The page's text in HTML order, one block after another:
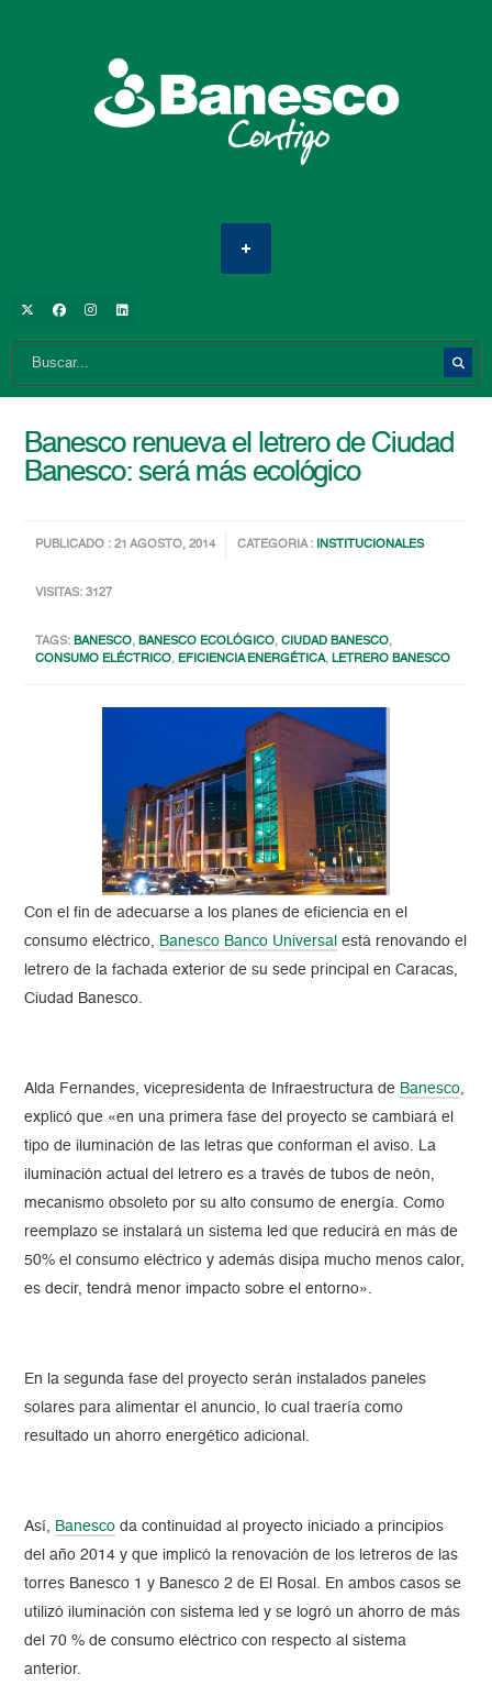
Banesco renueva el letrero de Ciudad
Banesco: será más ecológico
PUBLICADO : 21 AGOSTO, 2014 CATEGORIA : INSTITUCIONALES
VISITAS: 3127
TAGS:BANESCO,BANESCO ECOLÓGICO,CIUDAD BANESCO,
CONSUMO ELÉCTRICO, EFICIENCIA ENERGÉTICA,LETRERO BANESCO
Con el fin de adecuarse a los planes de eficiencia en el
consumo eléctrico, Banesco Banco Universal está renovando el
letrero de la fachada exterior de su sede principal en Caracas,
Ciudad Banesco.
Alda Fernandes, vicepresidenta de Infraestructura de Banesco,
explicó que «en una primera fase del proyecto se cambiará el
tipo de iluminación de las letras que conforman el aviso. La
iluminación actual del letrero es a través de tubos de neón,
mecanismo obsoleto por su alto consumo de energía. Como
reemplazo se instalará un sistema led que reducirá en más de
50% el consumo eléctrico y además disipa mucho menos calor,
es decir, tendrá menor impacto sobre el entorno».
En la segunda fase del proyecto serán instalados paneles
solares para alimentar el anuncio, lo cual traería como
resultado un ahorro energético adicional.
Así, Banesco da continuidad al proyecto iniciado a principios
del año 2014 y que implicó la renovación de los letreros de las
torres Banesco 1 y Banesco 2 de El Rosal. En ambos casos se
utilizó iluminación con sistema led y se logró un ahorro de más
del 70 % de consumo eléctrico con respecto al sistema
anterior.